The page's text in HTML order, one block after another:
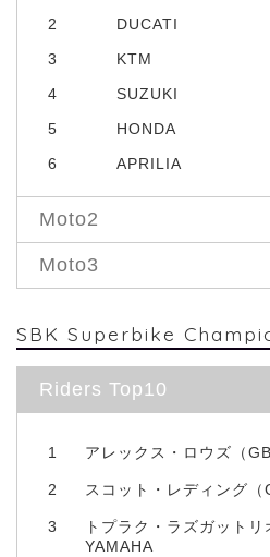
2
DUCATI
3
KTM
4
SUZUKI
5
HONDA
6
APRILIA
Moto2
Moto3
SBK Superbike
Riders Top10
1 アレックス・ロウズ（
2 スコット・レディング（
3
トプラク・ラズガットリ
YAMAHA